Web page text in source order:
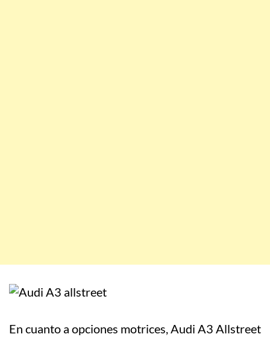
En cuanto a opciones motrices, Audi A3 Allstreet